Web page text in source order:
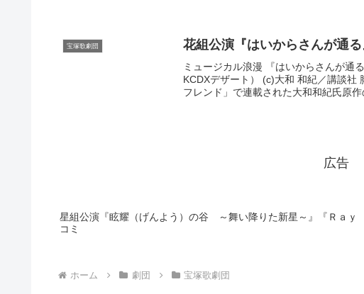
宝塚歌劇団 花組公演『はいからさんが通
ミュージカル浪漫 『はいからさんが通
KCDXデザート） (c)大和 和紀／講談社
フレンド」で連載された大和和紀氏原作
広告
星組公演『眩耀（げんよう）の谷 ～舞い降りた新星～』『Ｒａ
コミ
ホーム 劇団 宝塚歌劇団